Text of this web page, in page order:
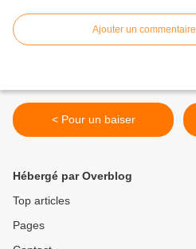
Ajouter un commentaire
< Pour un baiser
Hébergé par Overblog
Top articles
Pages